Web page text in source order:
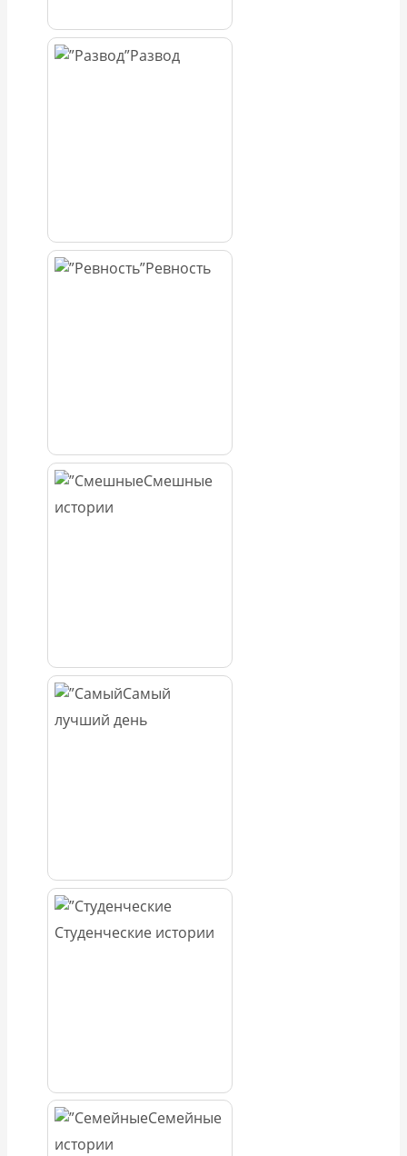
Развод
Ревность
Смешные
истории
Самый
лучший день
Студенческие истории
Семейные
истории